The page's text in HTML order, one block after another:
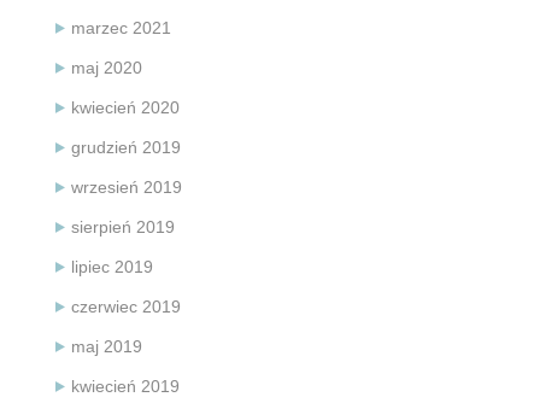
marzec 2021
maj 2020
kwiecień 2020
grudzień 2019
wrzesień 2019
sierpień 2019
lipiec 2019
czerwiec 2019
maj 2019
kwiecień 2019